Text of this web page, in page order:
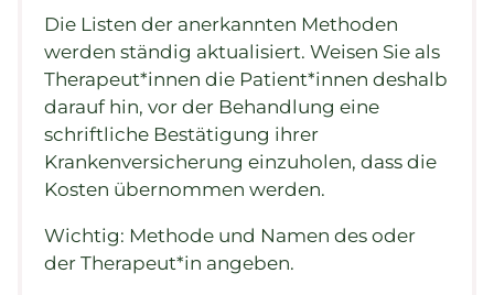
Die Listen der anerkannten Methoden
werden ständig aktualisiert. Weisen Sie als
Therapeut*innen die Patient*innen deshalb
darauf hin, vor der Behandlung eine
schriftliche Bestätigung ihrer
Krankenversicherung einzuholen, dass die
Kosten übernommen werden.
Wichtig: Methode und Namen des oder
der Therapeut*in angeben.